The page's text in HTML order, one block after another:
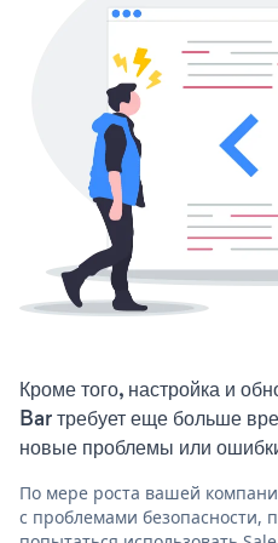
Кроме того, настройка и
Bar требует еще больше
новые проблемы или
По мере роста вашей
с проблемами безопасности,